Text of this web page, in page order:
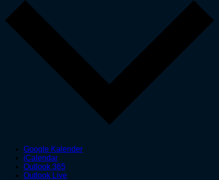
Google Kalender
iCalendar
Outlook 365
Outlook Live